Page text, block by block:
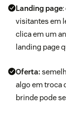
Landing page
visitantes em
clica em um
landing page
Oferta:
algo em troca
brinde pode